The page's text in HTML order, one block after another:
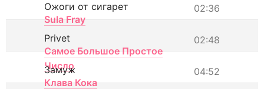
02:36
Ожоги от сигарет
Sula Fray
02:48
Privet
Самое Большое Простое
Число
04:52
Замуж
Клава Кока